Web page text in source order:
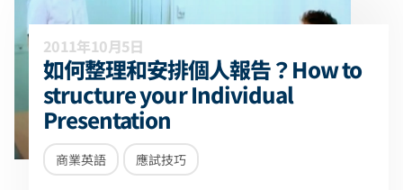
2011年10月5日
如何整理和安排個人報告？How to
structure your Individual
Presentation
商業英語 應試技巧